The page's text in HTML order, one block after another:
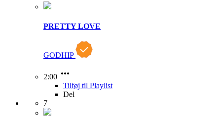
PRETTY LOVE
GODHIP
2:00
Tilføj til Playlist
Del
7